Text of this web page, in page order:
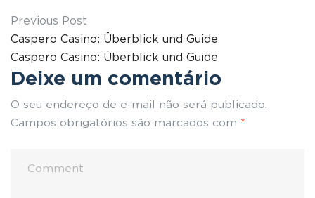
Previous Post
Caspero Casino: Überblick und Guide
Caspero Casino: Überblick und Guide
Deixe um comentário
O seu endereço de e-mail não será publicado.
Campos obrigatórios são marcados com *